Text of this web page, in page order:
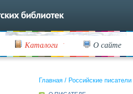
Каталоги О сайте
Главная / Российские писатели